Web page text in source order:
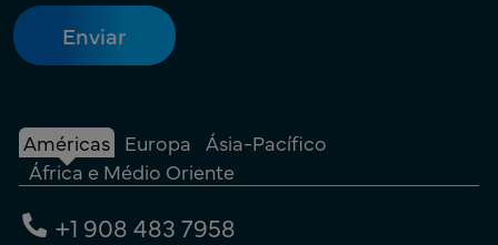
Américas Europa Ásia-Pacífico
África e Médio Oriente
+1 908 483 7958